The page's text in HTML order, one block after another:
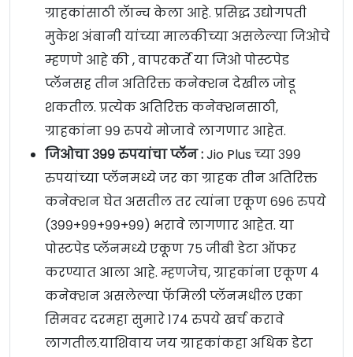
ग्राहकांसाठी लॅान्च केला आहे. प्रसिद्ध उद्योगपती
मुकेश अंबानी यांच्या मालकीच्या असलेल्या जिओचे
म्हणणे आहे की , वापरकर्ते या जिओ पोस्टपेड
प्लॅनसह तीन अतिरिक्त कनेक्शन देखील जोडू
शकतील. प्रत्येक अतिरिक्त कनेक्शनसाठी,
ग्राहकांना ९९ रुपये मोजावे लागणार आहेत.
जिओचा ३९९ रुपयांचा प्लॅन :Jio Plus च्या ३९९
रुपयांच्या प्लॅनमध्ये जर का ग्राहक तीन अतिरिक्त
कनेक्शन घेत असतील तर त्यांना एकूण ६९६ रुपये
(३९९+९९+९९+९९) भरावे लागणार आहेत. या
पोस्टपेड प्लॅनमध्ये एकूण ७५ जीबी डेटा ऑफर
करण्यात आला आहे. म्हणजेच, ग्राहकांना एकूण ४
कनेक्शन असलेल्या फॅमिली प्लॅनमधील एका
सिमवर दरमहा सुमारे १७४ रुपये खर्च करावे
लागतील.याशिवाय जय ग्राहकांकहा अधिक डेटा